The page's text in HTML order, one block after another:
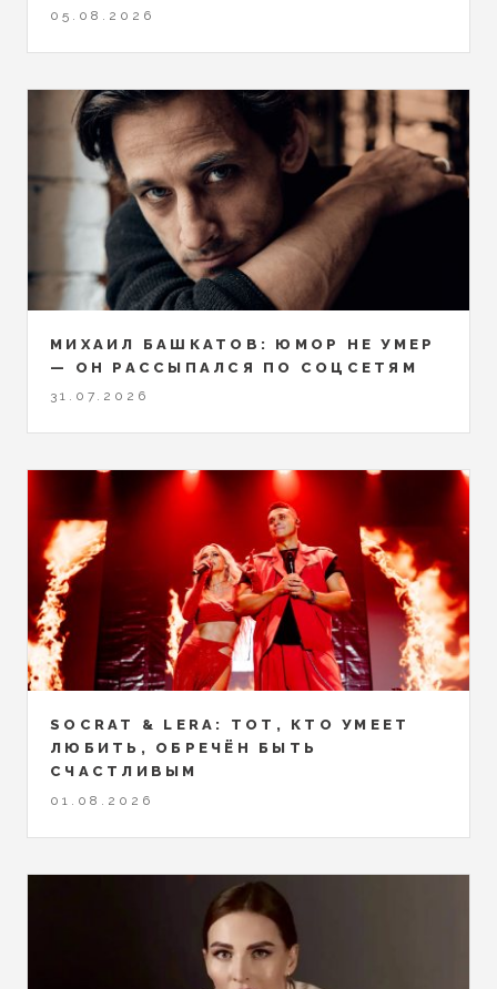
05.08.2026
МИХАИЛ БАШКАТОВ: ЮМОР НЕ УМЕР
— ОН РАССЫПАЛСЯ ПО СОЦСЕТЯМ
31.07.2026
SOCRAT & LERA: ТОТ, КТО УМЕЕТ
ЛЮБИТЬ, ОБРЕЧЁН БЫТЬ
СЧАСТЛИВЫМ
01.08.2026